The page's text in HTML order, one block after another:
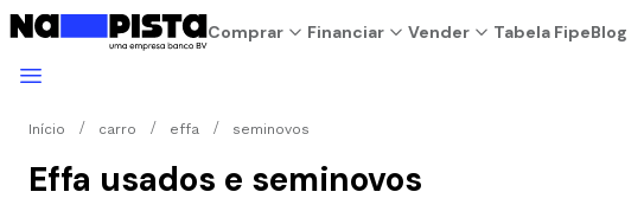
Comprar Financiar Vender Tabela FipeBlog
Início carro effa seminovos
Effa usados e seminovos